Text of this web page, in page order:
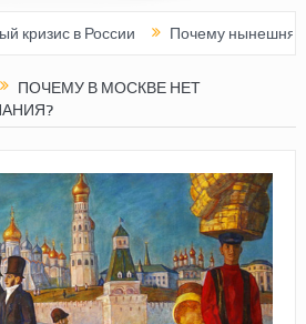
в России Почему нынешняя Россия
ПОЧЕМУ В МОСКВЕ НЕТ